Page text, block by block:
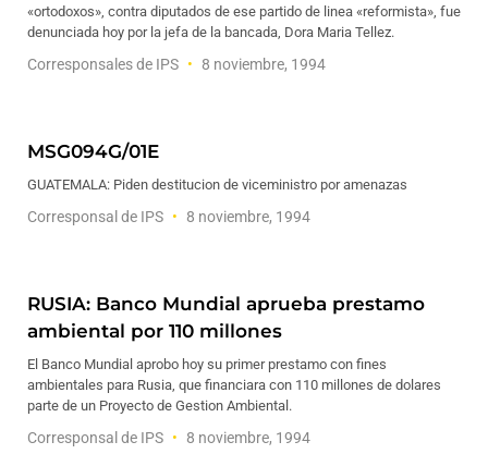
«ortodoxos», contra diputados de ese partido de linea «reformista», fue
denunciada hoy por la jefa de la bancada, Dora Maria Tellez.
Corresponsales de IPS 8 noviembre, 1994
MSG094G/01E
GUATEMALA: Piden destitucion de viceministro por amenazas
Corresponsal de IPS 8 noviembre, 1994
RUSIA: Banco Mundial aprueba prestamo
ambiental por 110 millones
El Banco Mundial aprobo hoy su primer prestamo con fines
ambientales para Rusia, que financiara con 110 millones de dolares
parte de un Proyecto de Gestion Ambiental.
Corresponsal de IPS 8 noviembre, 1994